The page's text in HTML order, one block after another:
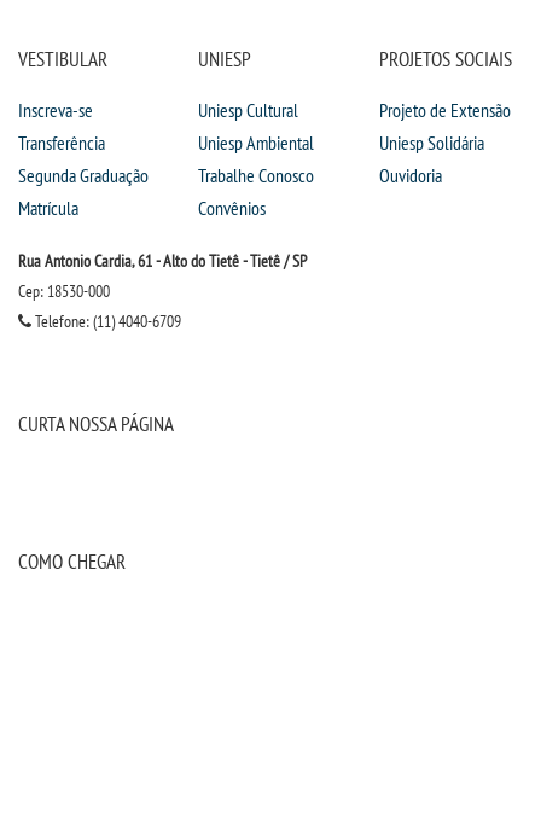
VESTIBULAR
Inscreva-se
Transferência
Segunda Graduação
Matrícula
UNIESP
Uniesp Cultural
Uniesp Ambiental
Trabalhe Conosco
Convênios
PROJETOS SOCIAIS
Projeto de Extensão
Uniesp Solidária
Ouvidoria
Rua Antonio Cardia, 61 - Alto do Tietê - Tietê / SP
Cep: 18530-000
Telefone: (11) 4040-6709
CURTA NOSSA PÁGINA
COMO CHEGAR